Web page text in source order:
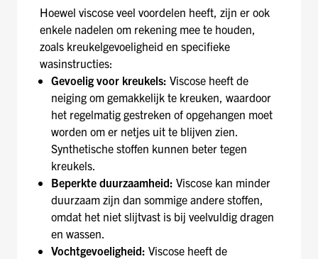
Hoewel viscose veel voordelen heeft, zijn er ook
enkele nadelen om rekening mee te houden,
zoals kreukelgevoeligheid en specifieke
wasinstructies:
Gevoelig voor kreukels: Viscose heeft de
neiging om gemakkelijk te kreuken, waardoor
het regelmatig gestreken of opgehangen moet
worden om er netjes uit te blijven zien.
Synthetische stoffen kunnen beter tegen
kreukels.
Beperkte duurzaamheid: Viscose kan minder
duurzaam zijn dan sommige andere stoffen,
omdat het niet slijtvast is bij veelvuldig dragen
en wassen.
Vochtgevoeligheid: Viscose heeft de